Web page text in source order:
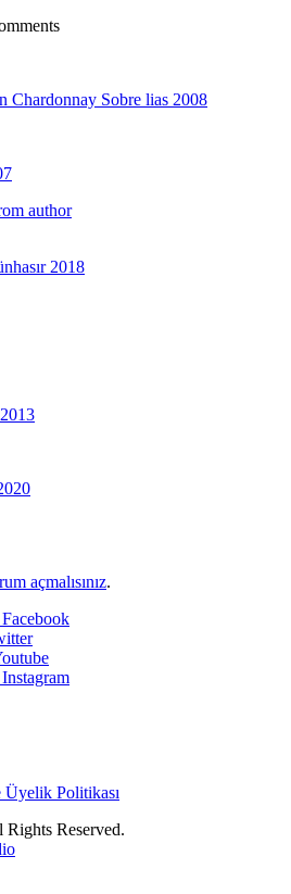
Chardonnay Sobre lias 2008
author
2018
açmalısınız.
Politikası
Reserved.